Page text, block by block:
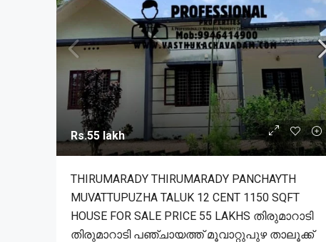
Rs.55 lakh
THIRUMARADY THIRUMARADY PANCHAYTH
MUVATTUPUZHA TALUK 12 CENT 1150 SQFT
HOUSE FOR SALE PRICE 55 LAKHS തിരുമാറാടി
തിരുമാറാടി പഞ്ചായത്ത് മൂവാറ്റുപുഴ താലൂക്ക്